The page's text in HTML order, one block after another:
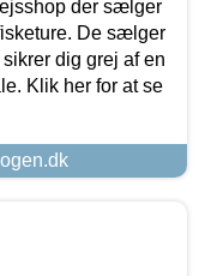
der sælger
De sælger
dig grej af en
Klik her for at se